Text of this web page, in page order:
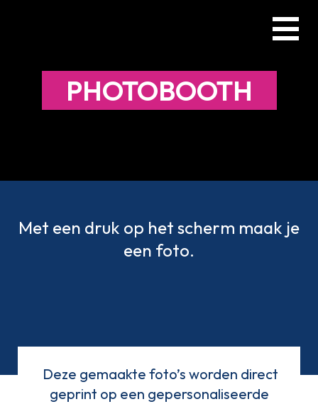
content
Menu
PHOTOBOOTH
Met een druk op het scherm maak je
een foto.
Deze gemaakte foto’s worden direct
geprint op een gepersonaliseerde